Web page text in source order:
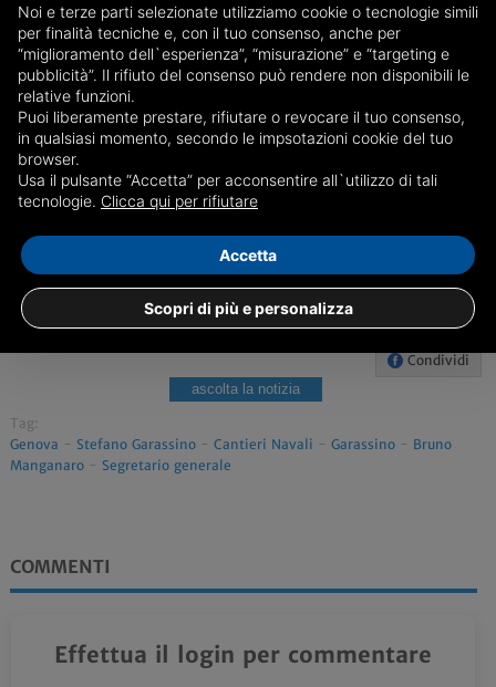
GENOVA
Condividi
ascolta la notizia
Tag:
Genova - Stefano Garassino- Cantieri Navali - Garassino- Bruno
Manganaro- Segretario generale
COMMENTI
Effettua il login per commentare
Noi e terze parti selezionate utilizziamo cookie o tecnologie simili
per finalità tecniche e, con il tuo consenso, anche per
“miglioramento dell`esperienza”, “misurazione” e “targeting e
pubblicità”. Il rifiuto del consenso può rendere non disponibili le
relative funzioni.
Puoi liberamente prestare, rifiutare o revocare il tuo consenso,
in qualsiasi momento, secondo le impsotazioni cookie del tuo
browser.
Usa il pulsante “Accetta” per acconsentire all`utilizzo di tali
tecnologie. Clicca qui per rifiutare
Scopri di più e personalizza
Accetta